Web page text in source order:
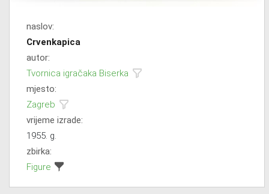
naslov:
Crvenkapica
autor:
Tvornica igračaka Biserka
mjesto:
Zagreb
vrijeme izrade:
1955. g.
zbirka:
Figure